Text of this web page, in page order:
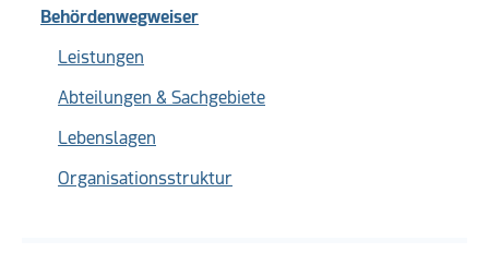
Behördenwegweiser
Leistungen
Abteilungen & Sachgebiete
Lebenslagen
Organisationsstruktur